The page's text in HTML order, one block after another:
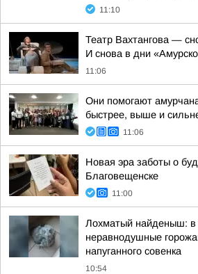
11:10
Театр Вахтангова —
И снова в дни
11:06
Они помогают
быстрее, выше и
11:06
Новая эра заботы о
Благовещенске
11:00
Лохматый найденыш:
неравнодушные
напуганного совенка
10:54